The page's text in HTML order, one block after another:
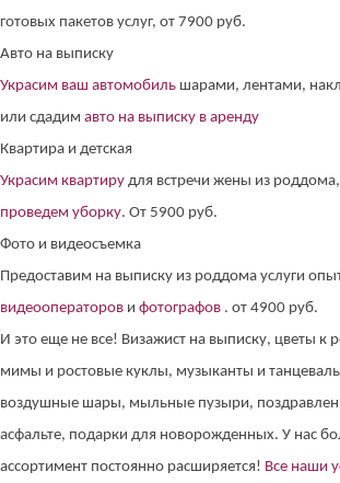
(работает только если на устройстве установлен указанный
Имя мужа:*
Его телефон:*
данных в соответствии
Политикой
готовых пакетов услуг, от 7900 руб.
Авто на выписку
Украсим ваш автомобиль шарами, лентами,
или сдадим авто на выписку в аренду
Квартира и детская
Украсим квартиру для встречи жены из
проведем уборку. От 5900 руб.
Фото и видеосъемка
Предоставим на выписку из роддома услуги
видеооператоров и фотографов . от 4900 руб.
И это еще не все! Визажист на выписку, цветы к
мимы и ростовые куклы, музыканты и
воздушные шары, мыльные пузыри,
асфальте, подарки для новорожденных. У нас
ассортимент постоянно расширяется! Все наши